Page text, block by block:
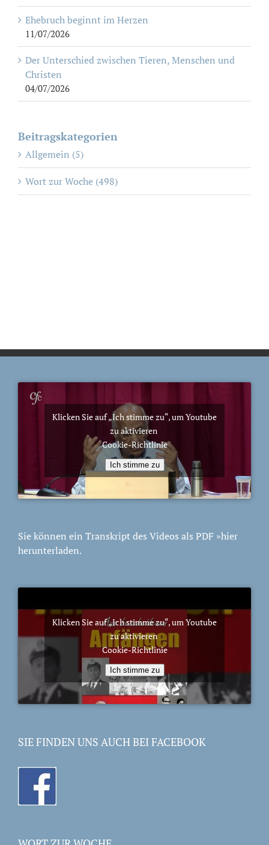
Ehebruch beginnt im Herzen
11/07/2026
Der Unterschied zwischen Tieren, Menschen und
Christen
04/07/2026
Beitragskategorien
Allgemein (5)
Wort zur Woche (498)
Klicken Sie auf „Ich stimme zu“, um Youtube
zu aktivieren
Cookie-Richtlinie
Ich stimme zu
Sie können ein Transkript des Videos als PDF »hier
herunterladen.
Klicken Sie auf „Ich stimme zu“, um Youtube
zu aktivieren
Cookie-Richtlinie
Ich stimme zu
SIE FINDEN UNS AUCH BEI FACEBOOK